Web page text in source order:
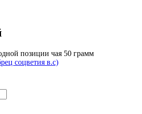
позиции чая 50 грамм
соцветия в.с)